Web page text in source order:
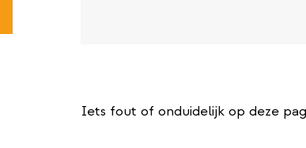
Iets fout of onduidelijk op deze